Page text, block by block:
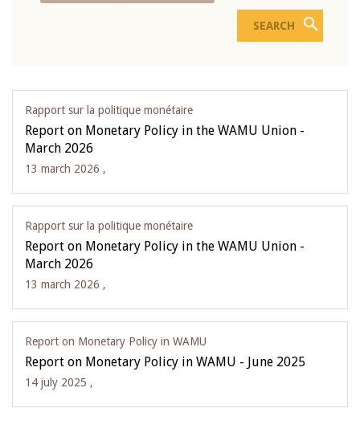
Rapport sur la politique monétaire
Report on Monetary Policy in the WAMU Union -
March 2026
13 march 2026 ,
Rapport sur la politique monétaire
Report on Monetary Policy in the WAMU Union -
March 2026
13 march 2026 ,
Report on Monetary Policy in WAMU
Report on Monetary Policy in WAMU - June 2025
14 july 2025 ,